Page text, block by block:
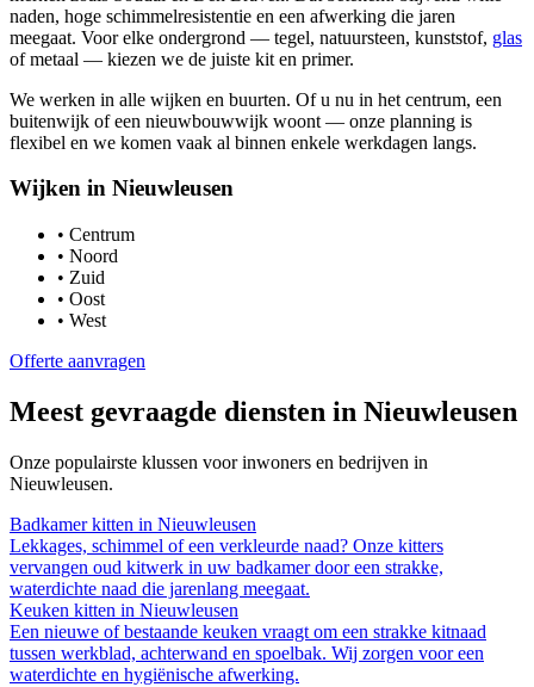
naden, hoge schimmelresistentie en een afwerking die jaren
meegaat. Voor elke ondergrond — tegel, natuursteen, kunststof, glas
of metaal — kiezen we de juiste kit en primer.
We werken in alle wijken en buurten. Of u nu in het centrum, een
buitenwijk of een nieuwbouwwijk woont — onze planning is
flexibel en we komen vaak al binnen enkele werkdagen langs.
Wijken in Nieuwleusen
• Centrum
• Noord
• Zuid
• Oost
• West
Offerte aanvragen
Meest gevraagde diensten in Nieuwleusen
Onze populairste klussen voor inwoners en bedrijven in
Nieuwleusen.
Badkamer kitten in Nieuwleusen
Lekkages, schimmel of een verkleurde naad? Onze kitters
vervangen oud kitwerk in uw badkamer door een strakke,
waterdichte naad die jarenlang meegaat.
Keuken kitten in Nieuwleusen
Een nieuwe of bestaande keuken vraagt om een strakke kitnaad
tussen werkblad, achterwand en spoelbak. Wij zorgen voor een
waterdichte en hygiënische afwerking.